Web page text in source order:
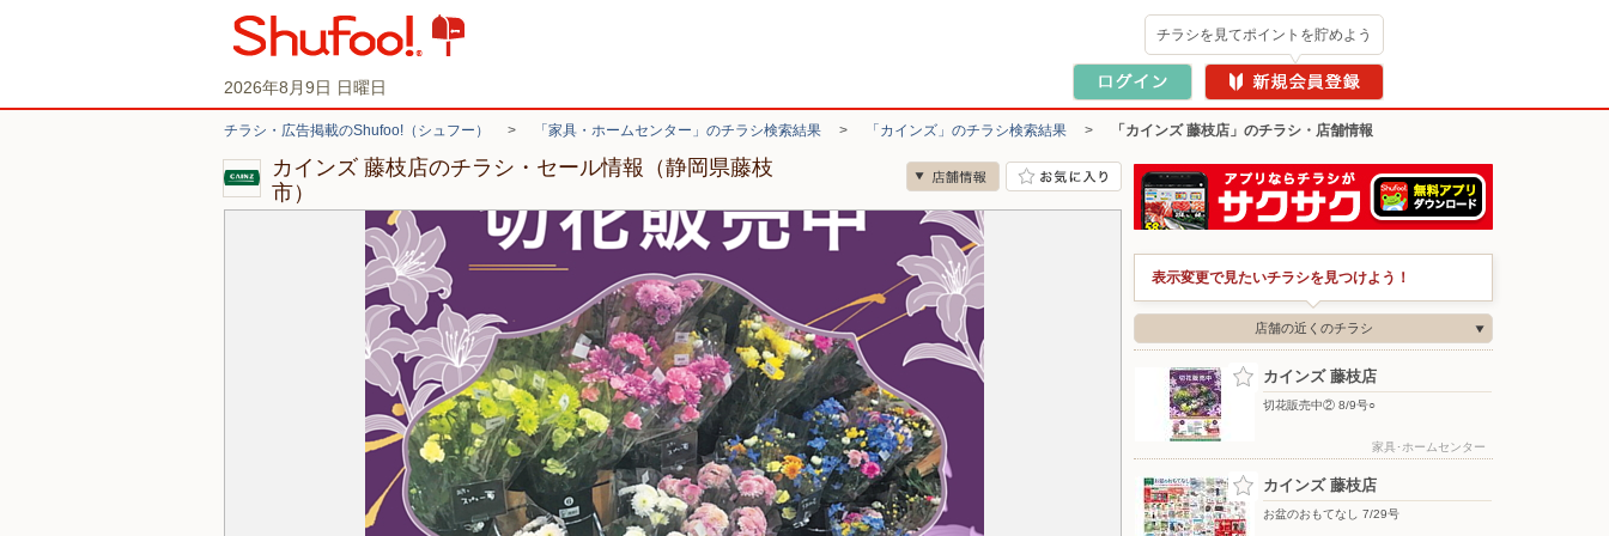
2026年8月9日 日曜日
チラシを見てポイントを貯めよう
チラシ・広告掲載のShufoo!（シュフー） > 「家具・ホームセンター」のチラシ検索結果 > 「カインズ」のチラシ検索結果 > 「カインズ 藤枝店」のチラシ・店舗情報
カインズ 藤枝店のチラシ・セール情報（静岡県藤枝
市）
表示変更で見たいチラシを見つけよう！
店舗の近くのチラシ
カインズ 藤枝店
切花販売中② 8/9号○
家具･ホームセンター
カインズ 藤枝店
お盆のおもてなし 7/29号